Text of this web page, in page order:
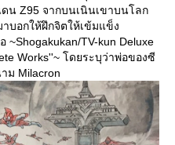
น Z95 จากบนเนินเขาบนโลก
บอกให้ฝึกจิตให้เข้มแข็ง
~Shogakukan/TV-kun Deluxe
Works''~ โดยระบุว่าพ่อของซี
ม Milacron